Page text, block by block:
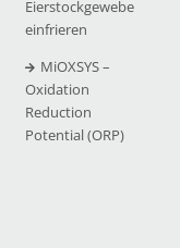
Eierstockgewebe
einfrieren
MiOXSYS –
Oxidation
Reduction
Potential (ORP)